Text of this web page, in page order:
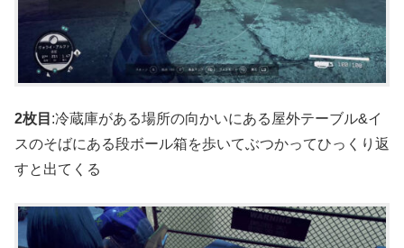
2枚目 :冷蔵庫がある場所の向かいにある屋外テーブル&イ
スのそばにある段ボール箱を歩いてぶつかってひっくり返
すと出てくる